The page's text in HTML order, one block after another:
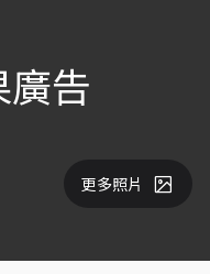
告
更多照片